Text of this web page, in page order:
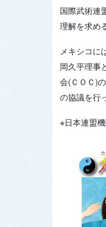
国際武術連
理解を求め
メキシコに
岡久平理事
会(ＣＯＣ)
の協議を行
※日本連盟